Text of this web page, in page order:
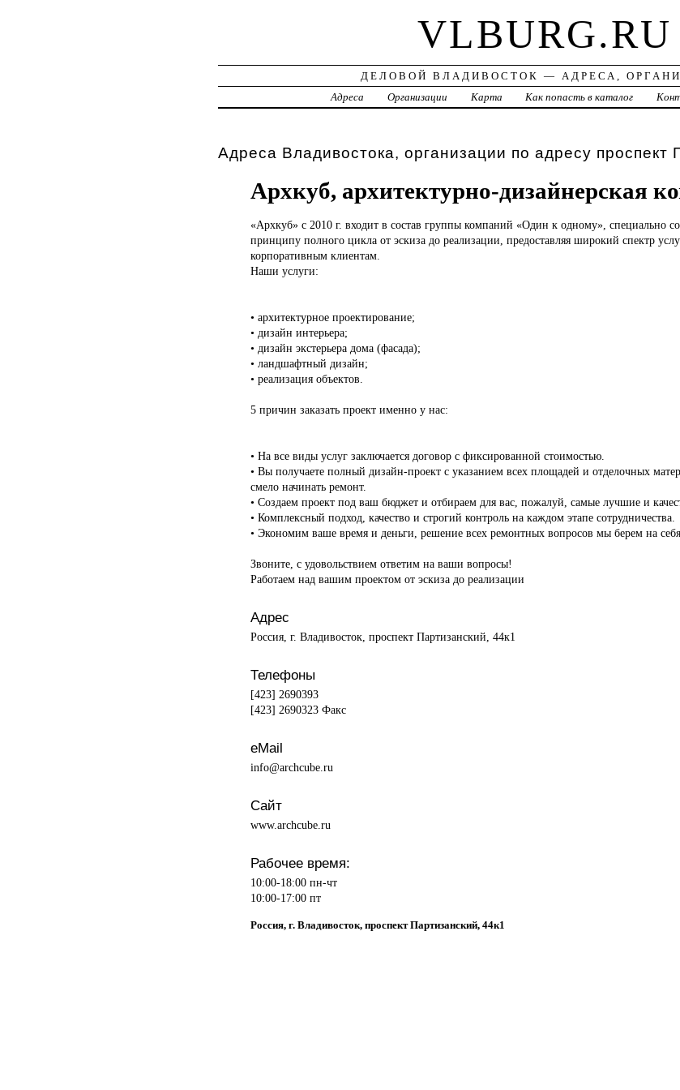
VLBURG.RU
ДЕЛОВОЙ ВЛАДИВОСТОК — АДРЕСА,
Адреса
Организации Карта Как попасть в каталог
Адреса Владивостока, организации по адресу проспект
Архкуб, архитектурно-дизайнерская
«Архкуб» с 2010 г. входит в состав группы компаний «Один к одному», специально
принципу полного цикла от эскиза до реализации, предоставляя широкий спектр
корпоративным клиентам.
Наши услуги:
• архитектурное проектирование;
• дизайн интерьера;
• дизайн экстерьера дома (фасада);
• ландшафтный дизайн;
• реализация объектов.
5 причин заказать проект именно у нас:
• На все виды услуг заключается договор с фиксированной стоимостью.
• Вы получаете полный дизайн-проект с указанием всех площадей и отделочных
смело начинать ремонт.
• Создаем проект под ваш бюджет и отбираем для вас, пожалуй, самые лучшие и
• Комплексный подход, качество и строгий контроль на каждом этапе сотрудничества.
• Экономим ваше время и деньги, решение всех ремонтных вопросов мы берем на себя.
Звоните, с удовольствием ответим на ваши вопросы!
Работаем над вашим проектом от эскиза до реализации
Адрес
Россия, г. Владивосток, проспект Партизанский, 44к1
Телефоны
[423] 2690393
[423] 2690323 Факс
eMail
info@archcube.ru
Сайт
www.archcube.ru
Рабочее время:
10:00-18:00 пн-чт
10:00-17:00 пт
Россия, г. Владивосток, проспект Партизанский, 44к1